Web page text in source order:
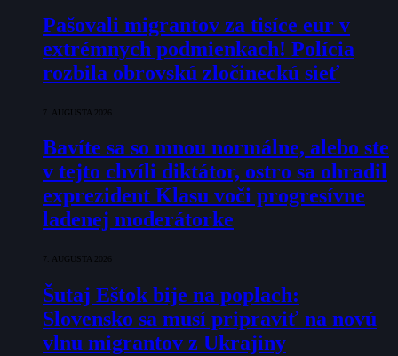
Pašovali migrantov za tisíce eur v
extrémnych podmienkach! Polícia
rozbila obrovskú zločineckú sieť
7. AUGUSTA 2026
Bavíte sa so mnou normálne, alebo ste
v tejto chvíli diktátor, ostro sa ohradil
exprezident Klasu voči progresívne
ladenej moderátorke
7. AUGUSTA 2026
Šutaj Eštok bije na poplach:
Slovensko sa musí pripraviť na novú
vlnu migrantov z Ukrajiny